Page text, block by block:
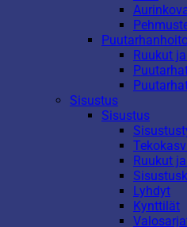
Ruukut
Sisustus
Sisustus
Ruukut
Lyhdyt
Kynttilät